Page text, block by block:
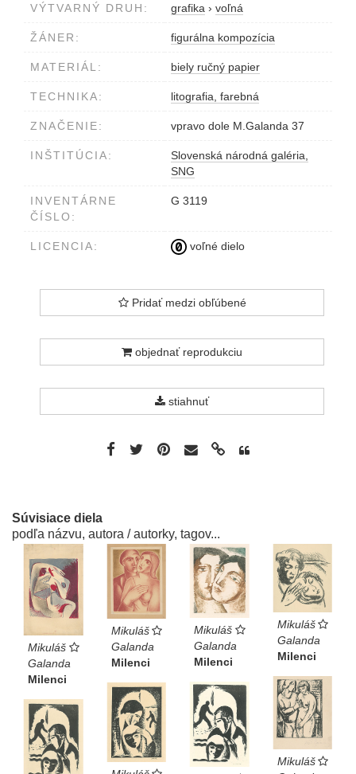
VÝTVARNÝ DRUH: grafika › voľná
ŽÁNER: figurálna kompozícia
MATERIÁL: biely ručný papier
TECHNIKA: litografia, farebná
ZNAČENIE: vpravo dole M.Galanda 37
INŠTITÚCIA:
Slovenská národná galéria,
SNG
INVENTÁRNE
ČÍSLO:
G 3119
LICENCIA: voľné dielo
Pridať medzi obľúbené
objednať reprodukciu
stiahnuť
Súvisiace diela
podľa názvu, autora / autorky, tagov...
Mikuláš
Galanda
Milenci
Mikuláš
Galanda
Milenci
Mikuláš
Galanda
Milenci
Mikuláš
Galanda
Milenci
Mikuláš